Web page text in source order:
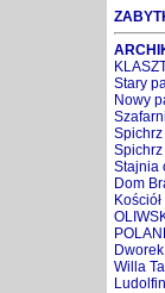
Stary
Nowy
Stajnia
Dom
Willa